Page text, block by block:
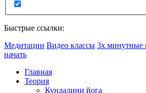
Быстрые ссылки:
Медитации Видео классы 3х минутные
начать
Главная
Теория
Кундалини йога